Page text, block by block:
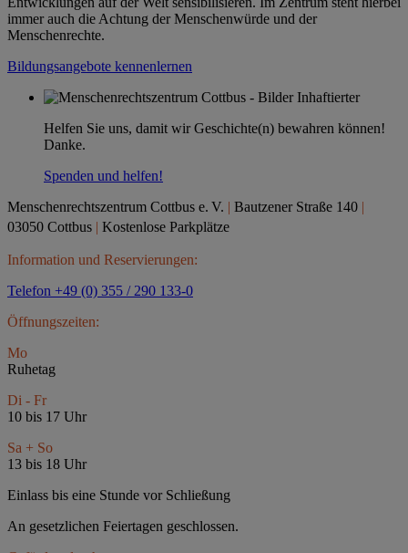
immer auch die Achtung der Menschenwürde und der
Menschenrechte.
Bildungsangebote kennenlernen
Helfen Sie uns, damit wir Geschichte(n) bewahren können!
Danke.
Spenden und helfen!
Menschenrechtszentrum Cottbus e. V. | Bautzener Straße 140 |
03050 Cottbus | Kostenlose Parkplätze
Information und Reservierungen:
Telefon +49 (0) 355 / 290 133-0
Öffnungszeiten:
Mo
Ruhetag
Di - Fr
10 bis 17 Uhr
Sa + So
13 bis 18 Uhr
Einlass bis eine Stunde vor Schließung
An gesetzlichen Feiertagen geschlossen.